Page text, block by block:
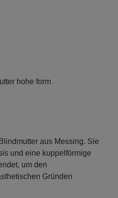
hohe form
aus Messing. Sie
und eine kuppelförmige
um den
Gründen